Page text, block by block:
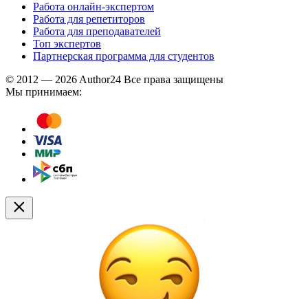
Работа онлайн-экспертом
Работа для репетиторов
Работа для преподавателей
Топ экспертов
Партнерская программа для студентов
© 2012 — 2026 Author24 Все права защищены
Мы принимаем: